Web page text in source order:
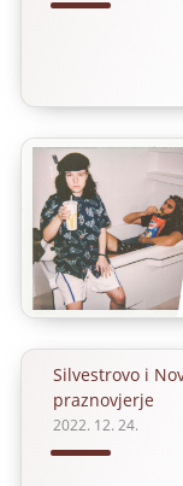
Silvestrovo i
praznovjerje
2022. 12. 24.